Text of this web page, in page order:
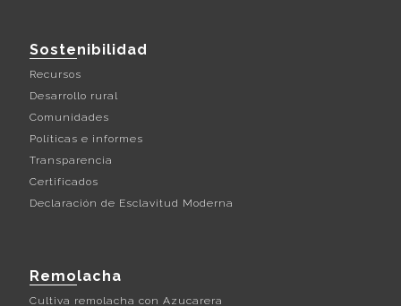
Sostenibilidad
Recursos
Desarrollo rural
Comunidades
Políticas e informes
Transparencia
Certificados
Declaración de Esclavitud Moderna
Remolacha
Cultiva remolacha con Azucarera